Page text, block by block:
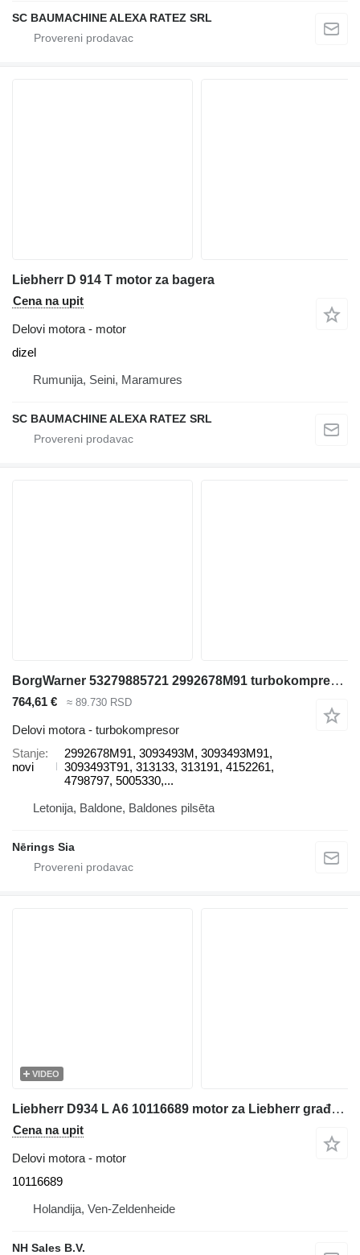
SC BAUMACHINE ALEXA RATEZ SRL
Liebherr D 914 T motor za bagera
Cena na upit
Delovi motora - motor
dizel
Rumunija, Seini, Maramures
SC BAUMACHINE ALEXA RATEZ SRL
BorgWarner 53279885721 2992678M91 turbokompresor za Liebherr Construction bagera
764,61 € ≈ 89.730 RSD
Delovi motora - turbokompresor
Stanje
novi
2992678M91, 3093493M, 3093493M91,
3093493T91, 313133, 313191, 4152261,
4798797, 5005330,...
Letonija, Baldone, Baldones pilsēta
Nērings Sia
VIDEO
Liebherr D934 L A6 10116689 motor za Liebherr građevinske mašine
Cena na upit
Delovi motora - motor
10116689
Holandija, Ven-Zeldenheide
NH Sales B.V.